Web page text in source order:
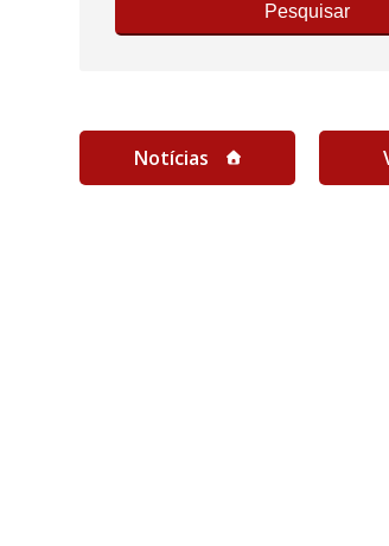
Pesquisar
Notícias